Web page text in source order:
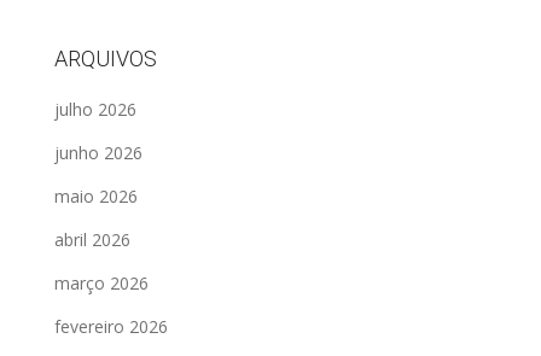
ARQUIVOS
julho 2026
junho 2026
maio 2026
abril 2026
março 2026
fevereiro 2026